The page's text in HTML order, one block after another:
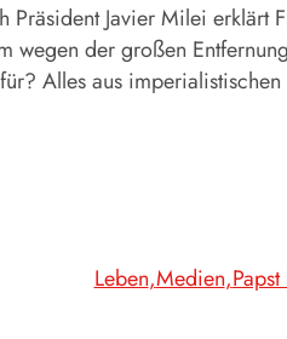
Javier Milei
wegen der großen
Alles aus
Leben Medien